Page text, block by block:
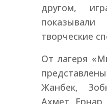
другом,
показывали
творческие
От лагеря
Жанбек,
Ахмет